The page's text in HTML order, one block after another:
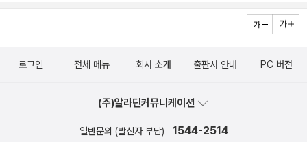
화자의 말이 지금 이 시대를 사는 모두에게 다 들렸으면 좋겠다는 생
시간들과는 다르게 살아도 괜찮다고. 귀가 아파서 병원에 가는 게 가
든다. 내가 뭘 크게 잘못해서 그런 것 같은 미안함. 나는 이제 그런 미
었다. 어느 쪽에 더 가깝냐고 물으면 조지영은 부러움 쪽에 손을 들었
을 것이다. 부러웠지만 조지영은 그런 인간이 아니었고 밝은 문미영
의 모습을 매일 보면서 상처받았다. 그래도 조지영은 그런 면에서 자
을 하면서 보냈기 때문이다.(163p)진심이었는데 하지 않아도 될 말
고 싶진 않다. (235p)나한태 말하고 기대. 괜찮아. (245p)저는 어릴
아닌 요리를 하지 않았을 것이다. 식재료는 여전히 부담스럽지만 그
래도 조금씩 뭔가를 만들 수 있지 않을까, 생각하고 시도한다. 얼마 전
을 끓이기도 했다. 해 본다는 게 중요하다는 걸 느낀다. 양념장을 만드
때 가족들에게 미안한 마음은 정말 크다. 그래도 어쩌겠는가. 시도하
는 건 나가는 일이다. 성공이나 실패를 걱정하지 않고 그냥 하는 시작
로그인 전체 메뉴 회사 소개 출판사 안내 PC 버전
(주)알라딘커뮤니케이션
일반문의 (발신자 부담) 1544-2514